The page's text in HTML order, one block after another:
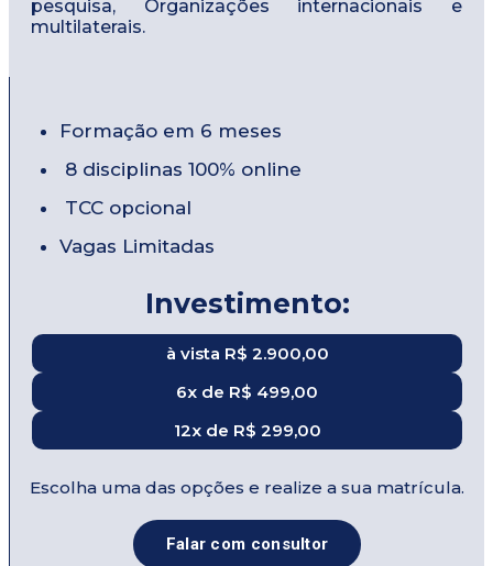
pesquisa, Organizações internacionais e
multilaterais.
Formação em 6 meses
8 disciplinas 100% online
TCC opcional
Vagas Limitadas
Investimento:
à vista R$ 2.900,00
6x de R$ 499,00
12x de R$ 299,00
Escolha uma das opções e realize a sua matrícula.
Falar com consultor